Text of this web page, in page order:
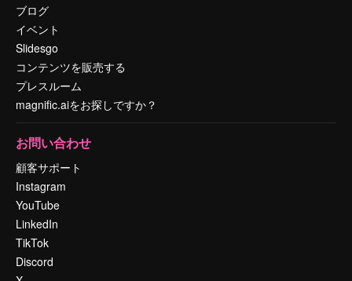
ブログ
イベント
Slidesgo
コンテンツを販売する
プレスルーム
magnific.aiをお探しですか？
お問い合わせ
顧客サポート
Instagram
YouTube
LinkedIn
TikTok
Discord